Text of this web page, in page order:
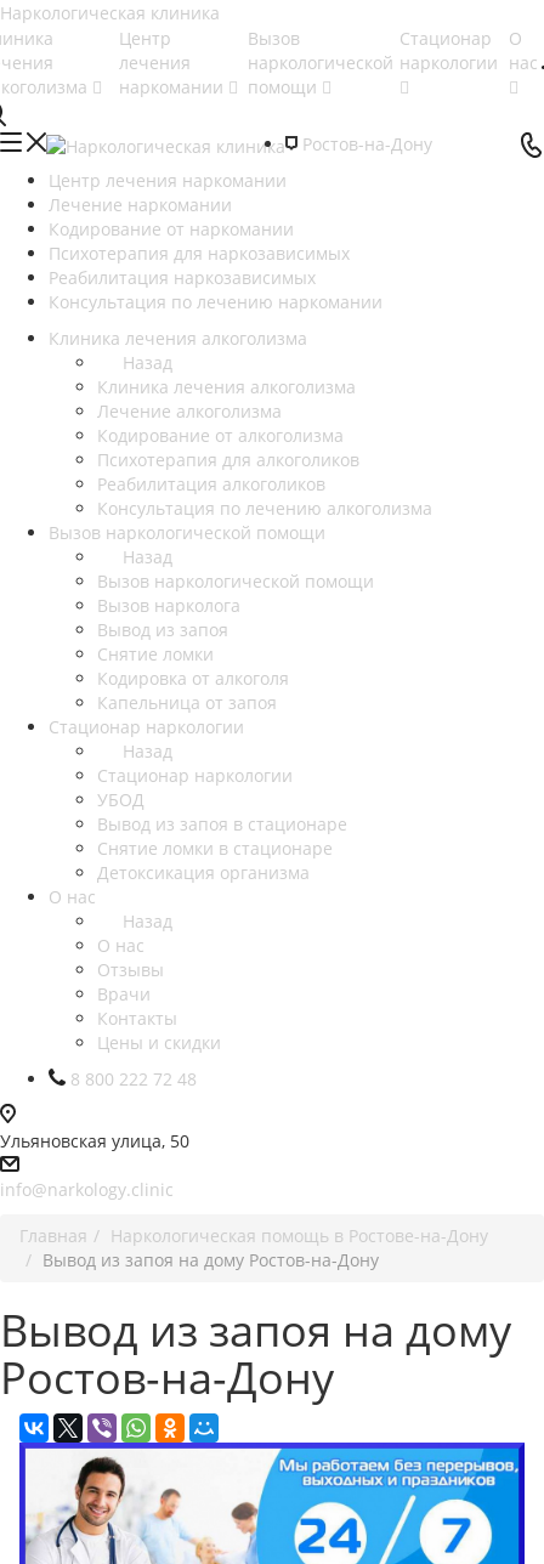
Центр
лечения
наркомании
Вызов
наркологической
помощи
Стационар
наркологии
О
нас
Ростов-на-Дону
Центр лечения наркомании
Лечение наркомании
Кодирование от наркомании
Психотерапия для наркозависимых
Реабилитация наркозависимых
Консультация по лечению наркомании
Клиника лечения алкоголизма
Назад
Клиника лечения алкоголизма
Лечение алкоголизма
Кодирование от алкоголизма
Психотерапия для алкоголиков
Реабилитация алкоголиков
Консультация по лечению алкоголизма
Вызов наркологической помощи
Назад
Вызов наркологической помощи
Вызов нарколога
Вывод из запоя
Снятие ломки
Кодировка от алкоголя
Капельница от запоя
Стационар наркологии
Назад
Стационар наркологии
УБОД
Вывод из запоя в стационаре
Снятие ломки в стационаре
Детоксикация организма
О нас
Назад
О нас
Отзывы
Врачи
Контакты
Цены и скидки
8 800 222 72 48
Ульяновская улица, 50
info@narkology.clinic
Главная
Наркологическая помощь в Ростове-на-Дону
Вывод из запоя на дому Ростов-на-Дону
Вывод из запоя на дому
Ростов-на-Дону